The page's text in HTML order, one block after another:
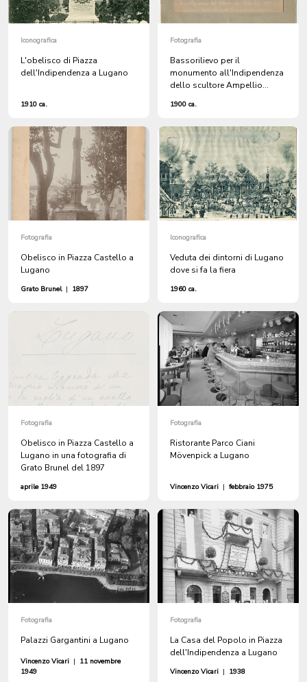
Iconografica
L'obelisco di Piazza
dell'Indipendenza a Lugano
1910 ca.
Fotografia
Bassorilievo per il
monumento all'Indipendenza
dello scultore Ampellio
1900 ca.
Fotografia
Obelisco in Piazza Castello a
Lugano
Grato Brunel | 1897
Iconografica
Veduta dei dintorni di Lugano
dove si fa la fiera
1960 ca.
Fotografia
Obelisco in Piazza Castello a
Lugano in una fotografia di
Grato Brunel del 1897
aprile 1949
Fotografia
Ristorante Parco Ciani
Mövenpick a Lugano
Vincenzo Vicari | febbraio 1975
Fotografia
Palazzi Gargantini a Lugano
Vincenzo Vicari | 11 novembre
1949
Fotografia
La Casa del Popolo in Piazza
dell'Indipendenza a Lugano
Vincenzo Vicari | 1938